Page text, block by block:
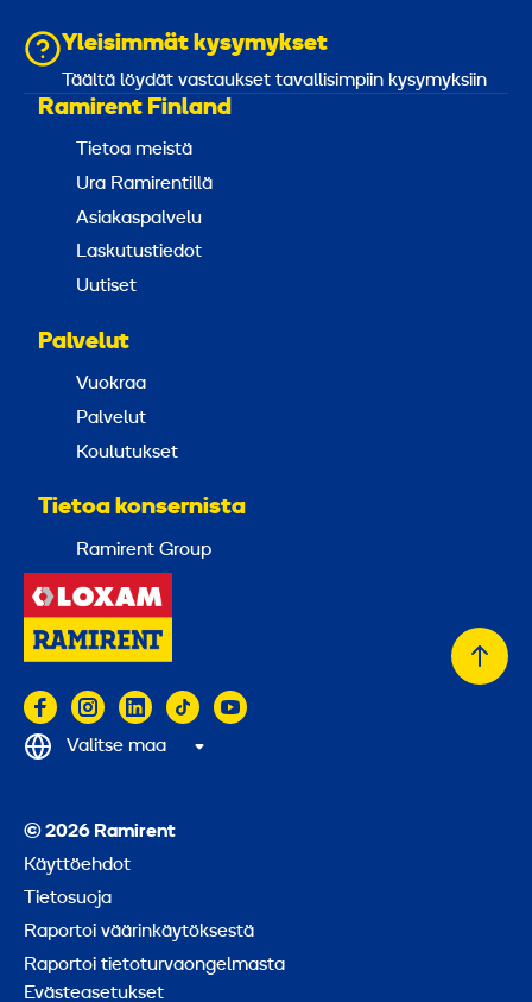
Yleisimmät kysymykset
Täältä löydät vastaukset tavallisimpiin kysymyksiin
Ramirent Finland
Tietoa meistä
Ura Ramirentillä
Asiakaspalvelu
Laskutustiedot
Uutiset
Palvelut
Vuokraa
Palvelut
Koulutukset
Tietoa konsernista
Ramirent Group
© 2026 Ramirent
Käyttöehdot
Tietosuoja
Raportoi väärinkäytöksestä
Raportoi tietoturvaongelmasta
Evästeasetukset
Valitse maa